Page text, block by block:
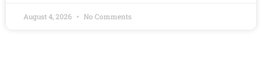
August 4, 2026 No Comments